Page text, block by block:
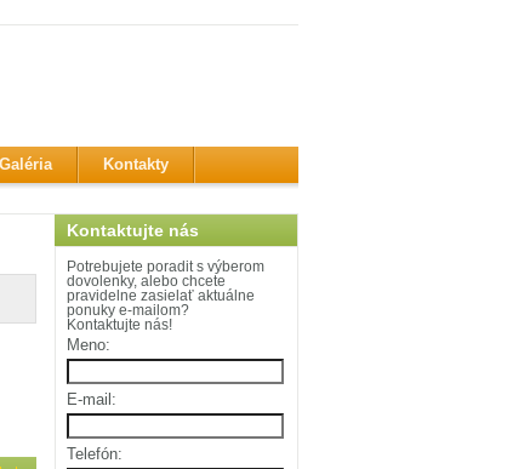
Galéria Kontakty
Kontaktujte nás
Potrebujete poradit s výberom
dovolenky, alebo chcete
pravidelne zasielať aktuálne
ponuky e-mailom?
Kontaktujte nás!
Meno:
E-mail:
Telefón: